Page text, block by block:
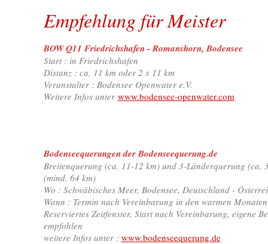
Empfehlung für Meister
BOW Q11 Friedrichshafen - Romanshorn, Bodensee
Start : in Friedrichshafen
Distanz : ca. 11 km oder 2 x 11 km
Veranstalter : Bodensee Openwater e.V.
Weitere Infos unter www.bodensee-openwater.com
Bodenseequerungen der Bodenseequerung.de
Breitenquerung (ca. 11-12 km) und 3-Länderquerung (ca.
(mind. 64 km)
Wo : Schwäbisches Meer, Bodensee, Deutschland -
Wann : Termin nach Vereinbarung in den warmen
Reserviertes Zeitfenster, Start nach Vereinbarung, eigene
empfohlen
weitere Infos unter : www.bodenseequerung.de